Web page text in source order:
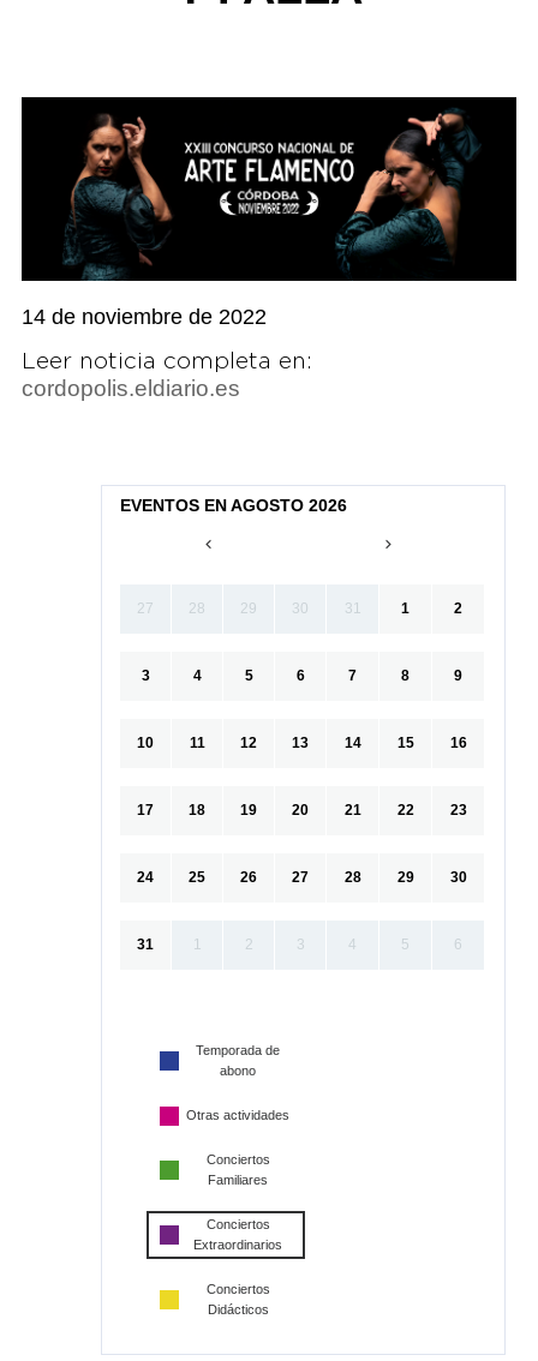
14 de noviembre de 2022
Leer noticia completa en:
cordopolis.eldiario.es
EVENTOS EN AGOSTO 2026
27 28 29 30 31 1 2
3 4 5 6 7 8 9
10 11 12 13 14 15 16
17 18 19 20 21 22 23
24 25 26 27 28 29 30
31 1 2 3 4 5 6
Temporada de
abono
Otras actividades
Conciertos
Familiares
Conciertos
Extraordinarios
Conciertos
Didácticos